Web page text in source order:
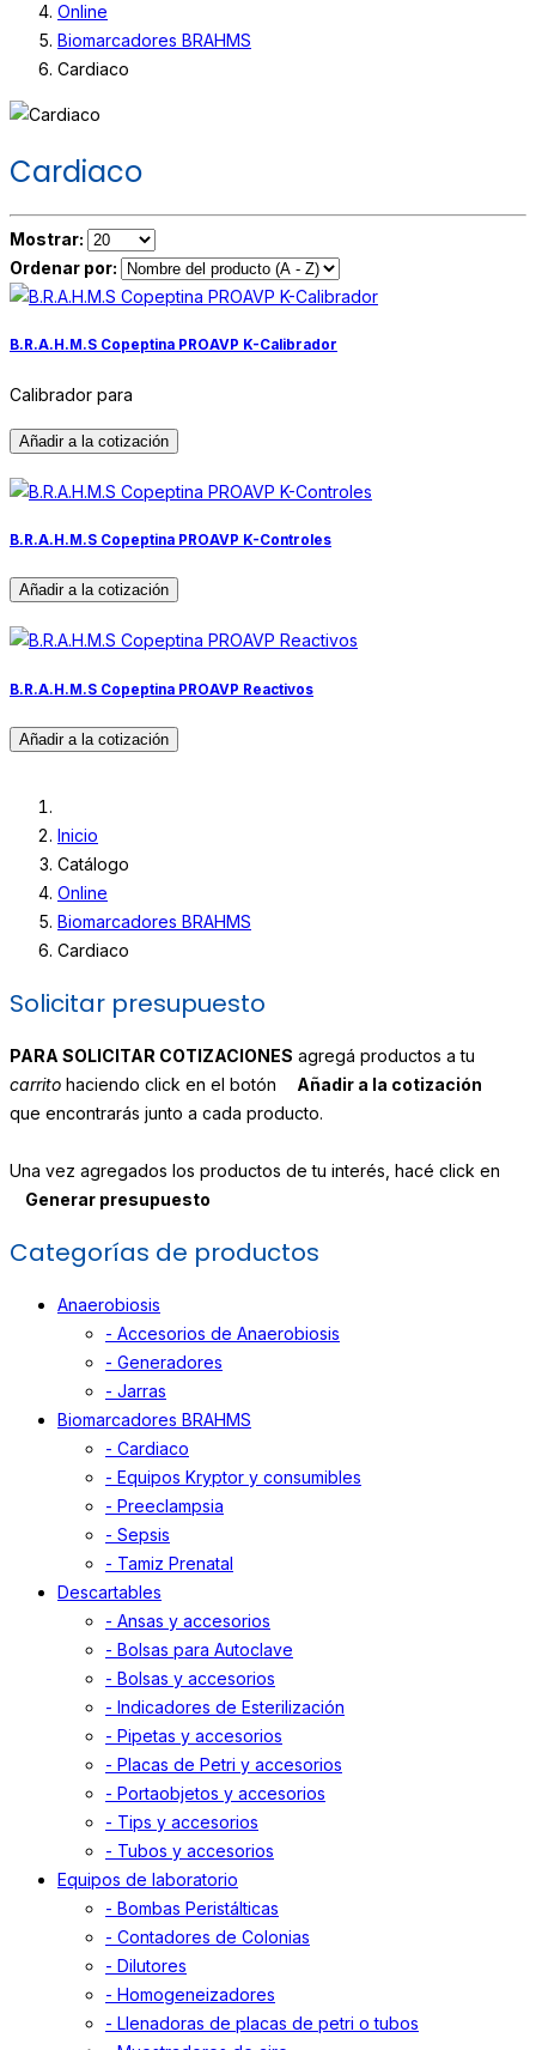
Online
Biomarcadores BRAHMS
Cardiaco
Cardiaco
Mostrar:
Ordenar por:
B.R.A.H.M.S Copeptina PROAVP K-Calibrador
Calibrador para
B.R.A.H.M.S Copeptina PROAVP K-Controles
B.R.A.H.M.S Copeptina PROAVP Reactivos
Inicio
Catálogo
Online
Biomarcadores BRAHMS
Cardiaco
Solicitar presupuesto
PARA SOLICITAR COTIZACIONES agregá productos a tu
carrito haciendo click en el botón
Añadir a la cotización
que encontrarás junto a cada producto.
Una vez agregados los productos de tu interés, hacé click en
Generar presupuesto
Categorías de productos
Anaerobiosis
- Accesorios de Anaerobiosis
- Generadores
- Jarras
Biomarcadores BRAHMS
- Cardiaco
- Equipos Kryptor y consumibles
- Preeclampsia
- Sepsis
- Tamiz Prenatal
Descartables
- Ansas y accesorios
- Bolsas para Autoclave
- Bolsas y accesorios
- Indicadores de Esterilización
- Pipetas y accesorios
- Placas de Petri y accesorios
- Portaobjetos y accesorios
- Tips y accesorios
- Tubos y accesorios
Equipos de laboratorio
- Bombas Peristálticas
- Contadores de Colonias
- Dilutores
- Homogeneizadores
- Llenadoras de placas de petri o tubos